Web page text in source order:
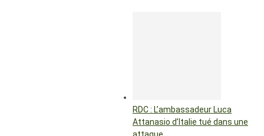
RDC : L’ambassadeur Luca
Attanasio d’Italie tué dans une